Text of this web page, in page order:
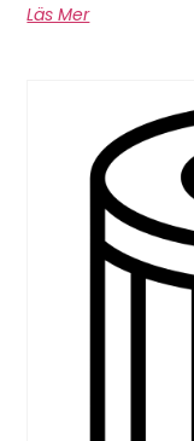
Läs Mer